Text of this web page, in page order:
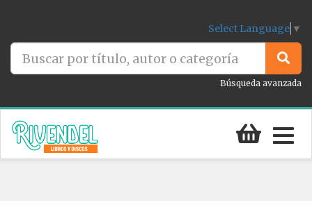
Select Language ▼
Búsqueda avanzada